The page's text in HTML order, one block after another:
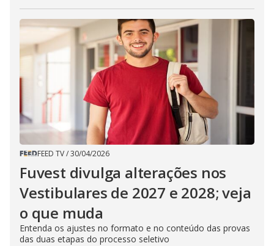
FEED TV/30/04/2026
Fuvest divulga alterações nos
Vestibulares de 2027 e 2028; veja
o que muda
Entenda os ajustes no formato e no conteúdo das provas
das duas etapas do processo seletivo